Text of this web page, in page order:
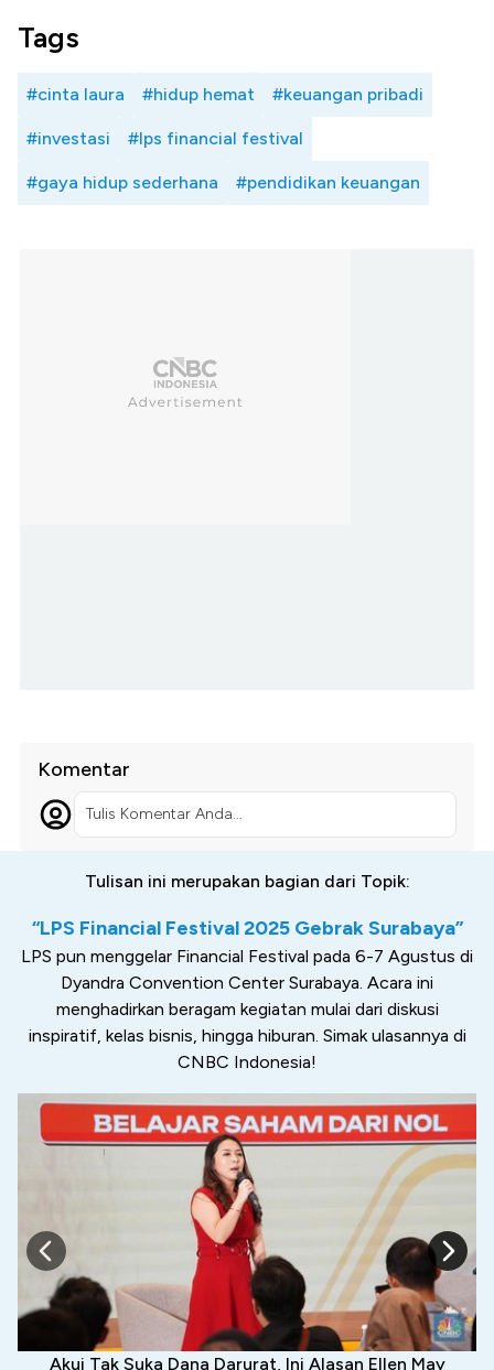
Tags
#cinta laura #hidup hemat #keuangan pribadi
#investasi #lps financial festival
#gaya hidup sederhana #pendidikan keuangan
Komentar
Tulis Komentar Anda...
Tulisan ini merupakan bagian dari Topik:
“LPS Financial Festival 2025 Gebrak Surabaya”
LPS pun menggelar Financial Festival pada 6-7 Agustus di
Dyandra Convention Center Surabaya. Acara ini
menghadirkan beragam kegiatan mulai dari diskusi
inspiratif, kelas bisnis, hingga hiburan. Simak ulasannya di
CNBC Indonesia!
Akui Tak Suka Dana Darurat, Ini Alasan Ellen May